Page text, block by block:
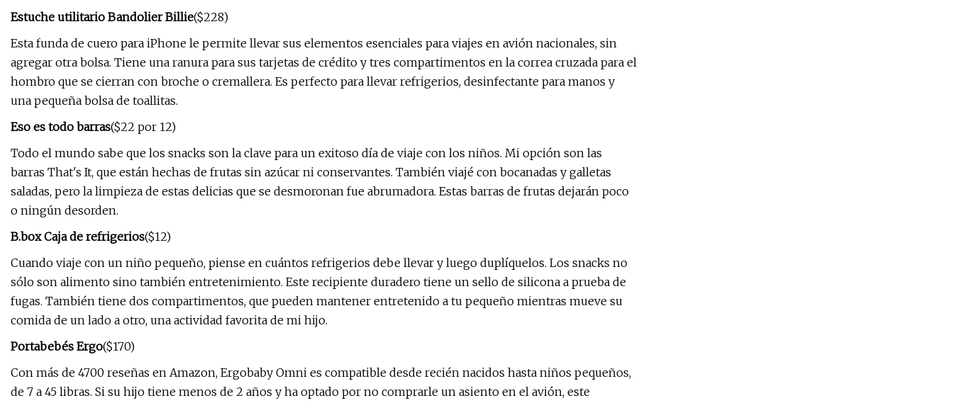
Estuche utilitario Bandolier Billie($228)
Esta funda de cuero para iPhone le permite llevar sus elementos esenciales para viajes en avión nacionales, sin
agregar otra bolsa. Tiene una ranura para sus tarjetas de crédito y tres compartimentos en la correa cruzada para el
hombro que se cierran con broche o cremallera. Es perfecto para llevar refrigerios, desinfectante para manos y
una pequeña bolsa de toallitas.
Eso es todo barras($22 por 12)
Todo el mundo sabe que los snacks son la clave para un exitoso día de viaje con los niños. Mi opción son las
barras That's It, que están hechas de frutas sin azúcar ni conservantes. También viajé con bocanadas y galletas
saladas, pero la limpieza de estas delicias que se desmoronan fue abrumadora. Estas barras de frutas dejarán poco
o ningún desorden.
B.box Caja de refrigerios($12)
Cuando viaje con un niño pequeño, piense en cuántos refrigerios debe llevar y luego duplíquelos. Los snacks no
sólo son alimento sino también entretenimiento. Este recipiente duradero tiene un sello de silicona a prueba de
fugas. También tiene dos compartimentos, que pueden mantener entretenido a tu pequeño mientras mueve su
comida de un lado a otro, una actividad favorita de mi hijo.
Portabebés Ergo($170)
Con más de 4700 reseñas en Amazon, Ergobaby Omni es compatible desde recién nacidos hasta niños pequeños,
de 7 a 45 libras. Si su hijo tiene menos de 2 años y ha optado por no comprarle un asiento en el avión, este